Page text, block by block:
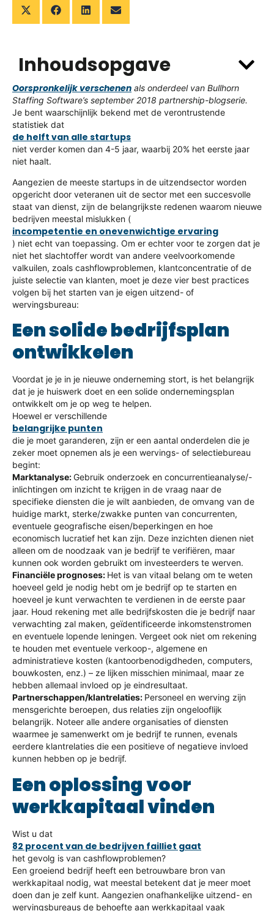
Inhoudsopgave
Oorspronkelijk verschenen als onderdeel van Bullhorn
Staffing Software’s september 2018 partnership-blogserie.
Je bent waarschijnlijk bekend met de verontrustende
statistiek dat
de helft van alle startups
niet verder komen dan 4-5 jaar, waarbij 20% het eerste jaar
niet haalt.
Aangezien de meeste startups in de uitzendsector worden
opgericht door veteranen uit de sector met een succesvolle
staat van dienst, zijn de belangrijkste redenen waarom nieuwe
bedrijven meestal mislukken (
incompetentie en onevenwichtige ervaring
) niet echt van toepassing. Om er echter voor te zorgen dat je
niet het slachtoffer wordt van andere veelvoorkomende
valkuilen, zoals cashflowproblemen, klantconcentratie of de
juiste selectie van klanten, moet je deze vier best practices
volgen bij het starten van je eigen uitzend- of
wervingsbureau:
Een solide bedrijfsplan
ontwikkelen
Voordat je je in je nieuwe onderneming stort, is het belangrijk
dat je je huiswerk doet en een solide ondernemingsplan
ontwikkelt om je op weg te helpen.
Hoewel er verschillende
belangrijke punten
die je moet garanderen, zijn er een aantal onderdelen die je
zeker moet opnemen als je een wervings- of selectiebureau
begint:
Marktanalyse:Gebruik onderzoek en concurrentieanalyse/-
inlichtingen om inzicht te krijgen in de vraag naar de
specifieke diensten die je wilt aanbieden, de omvang van de
huidige markt, sterke/zwakke punten van concurrenten,
eventuele geografische eisen/beperkingen en hoe
economisch lucratief het kan zijn. Deze inzichten dienen niet
alleen om de noodzaak van je bedrijf te verifiëren, maar
kunnen ook worden gebruikt om investeerders te werven.
Financiële prognoses: Het is van vitaal belang om te weten
hoeveel geld je nodig hebt om je bedrijf op te starten en
hoeveel je kunt verwachten te verdienen in de eerste paar
jaar. Houd rekening met alle bedrijfskosten die je bedrijf naar
verwachting zal maken, geïdentificeerde inkomstenstromen
en eventuele lopende leningen. Vergeet ook niet om rekening
te houden met eventuele verkoop-, algemene en
administratieve kosten (kantoorbenodigdheden, computers,
bouwkosten, enz.) – ze lijken misschien minimaal, maar ze
hebben allemaal invloed op je eindresultaat.
Partnerschappen/klantrelaties: Personeel en werving zijn
mensgerichte beroepen, dus relaties zijn ongelooflijk
belangrijk. Noteer alle andere organisaties of diensten
waarmee je samenwerkt om je bedrijf te runnen, evenals
eerdere klantrelaties die een positieve of negatieve invloed
kunnen hebben op je bedrijf.
Een oplossing voor
werkkapitaal vinden
Wist u dat
82 procent van de bedrijven failliet gaat
het gevolg is van cashflowproblemen?
Een groeiend bedrijf heeft een betrouwbare bron van
werkkapitaal nodig, wat meestal betekent dat je meer moet
doen dan je zelf kunt. Aangezien onafhankelijke uitzend- en
wervingsbureaus de behoefte aan werkkapitaal vaak